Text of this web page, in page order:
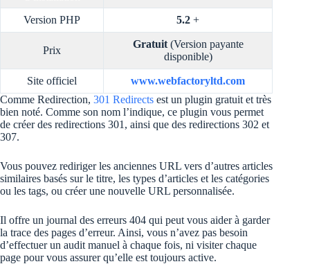
Version PHP 5.2 +
Prix
Gratuit(Version payante
disponible)
Site officiel
www.webfactoryltd.com
Comme Redirection, 301 Redirects est un plugin gratuit et très
bien noté. Comme son nom l’indique, ce plugin vous permet
de créer des redirections 301, ainsi que des redirections 302 et
307.
Vous pouvez rediriger les anciennes URL vers d’autres articles
similaires basés sur le titre, les types d’articles et les catégories
ou les tags, ou créer une nouvelle URL personnalisée.
Il offre un journal des erreurs 404 qui peut vous aider à garder
la trace des pages d’erreur. Ainsi, vous n’avez pas besoin
d’effectuer un audit manuel à chaque fois, ni visiter chaque
page pour vous assurer qu’elle est toujours active.